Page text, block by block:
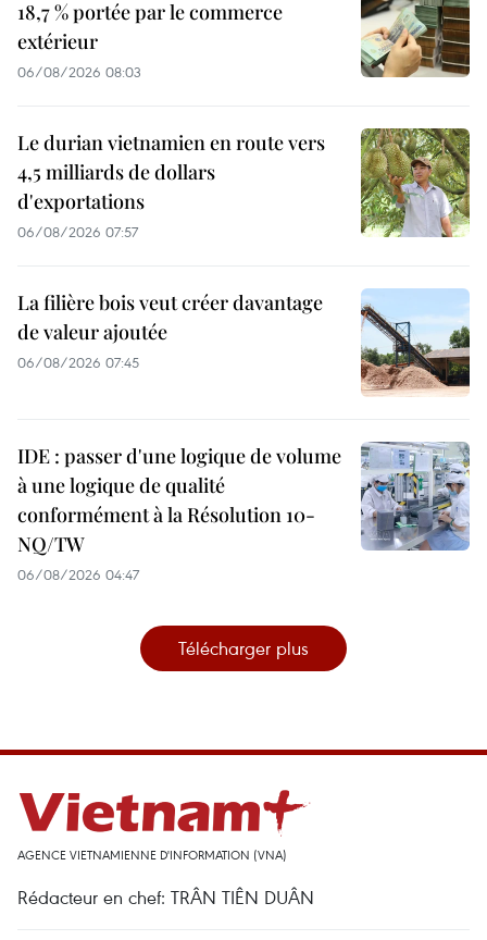
18,7 % portée par le commerce
extérieur
06/08/2026 08:03
Le durian vietnamien en route vers
4,5 milliards de dollars
d'exportations
06/08/2026 07:57
La filière bois veut créer davantage
de valeur ajoutée
06/08/2026 07:45
IDE : passer d'une logique de volume
à une logique de qualité
conformément à la Résolution 10-
NQ/TW
06/08/2026 04:47
Télécharger plus
AGENCE VIETNAMIENNE D'INFORMATION (VNA)
Rédacteur en chef: TRÂN TIÊN DUÂN